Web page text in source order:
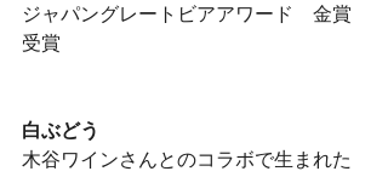
ジャパングレートビアアワード　金賞
受賞
白ぶどう
木谷ワインさんとのコラボで生まれた